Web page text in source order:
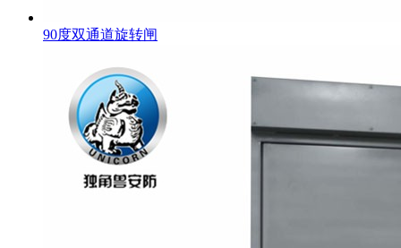
90度双通道旋转闸